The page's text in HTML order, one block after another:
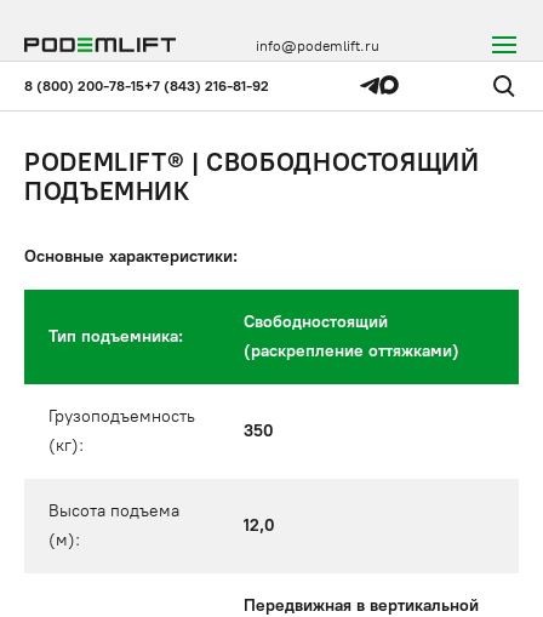
8 (800) 200-78-15+7 (843) 216-81-92
info@podemlift.ru
PODEMLIFT® | СВОБОДНОСТОЯЩИЙ
ПОДЪЕМНИК
Основные характеристики:
Тип подъемника:
Свободностоящий
(раскрепление оттяжками)
Грузоподъемность
(кг):
350
Высота подъема
(м):
12,0
Передвижная в вертикальной